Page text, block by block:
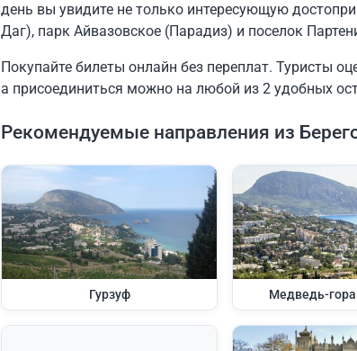
день вы увидите не только интересующую
Даг), парк Айвазовское (Парадиз) и поселок
Покупайте билеты онлайн без переплат. Туристы
а присоединиться можно на любой из 2 удобных
Рекомендуемые направления из
Гурзуф Медведь-